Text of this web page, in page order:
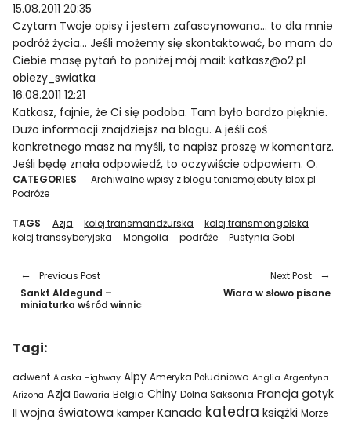
15.08.2011 20:35
Czytam Twoje opisy i jestem zafascynowana… to dla mnie
podróż życia… Jeśli możemy się skontaktować, bo mam do
Ciebie masę pytań to poniżej mój mail: katkasz@o2.pl
obiezy_swiatka
16.08.2011 12:21
Katkasz, fajnie, że Ci się podoba. Tam było bardzo pięknie.
Dużo informacji znajdziejsz na blogu. A jeśli coś
konkretnego masz na myśli, to napisz proszę w komentarz.
Jeśli będę znała odpowiedź, to oczywiście odpowiem. O.
CATEGORIES
Archiwalne wpisy z blogu toniemojebuty.blox.pl
Podróże
TAGS Azja kolej transmandżurska
kolej transmongolska
kolej transsyberyjska
Mongolia podróże Pustynia Gobi
Previous Post
Sankt Aldegund –
miniaturka wśród winnic
Next Post
Wiara w słowo pisane
Tagi:
adwent Alaska Highway Alpy Ameryka Południowa Anglia Argentyna
Arizona Azja Bawaria Belgia Chiny Dolna Saksonia Francja gotyk
II wojna światowa kamper Kanada katedra książki Morze